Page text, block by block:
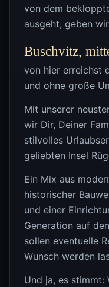
von dem
ausgeht, geben
Buschvitz,
von hier erreichst
und ohne große
Mit unserer
wir Dir, Deiner
stilvolles
geliebten Insel
Ein Mix aus
historischer
und einer
Generation auf
sollen eventuelle
Wunsch werden
Und ja, es stimmt: